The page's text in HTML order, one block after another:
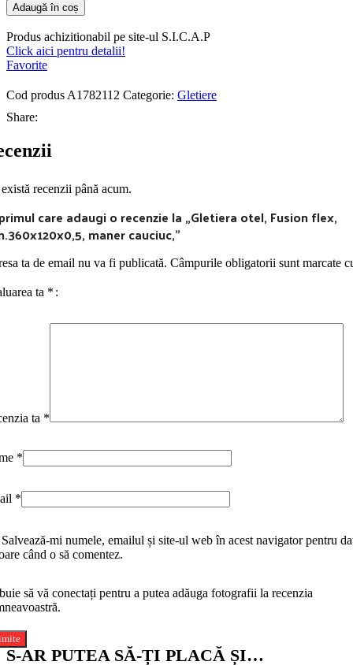
Adaugă în coș
Produs achizitionabil pe site-ul S.I.C.A.P
Click aici pentru detalii!
Favorite
Cod produs A1782112 Categorie: Gletiere
Share:
recenzii până acum.
care adaugi o recenzie la „Gletiera otel, Fusion flex,
maner cauciuc,”
ta de email nu va fi publicată. Câmpurile obligatorii sunt marcate
ta *
ta *
*
*
Salvează-mi numele, emailul și site-ul web în acest navigator pentru
când o să comentez.
să vă conectați pentru a putea adăuga fotografii la recenzia
S-AR PUTEA SĂ-ȚI PLACĂ ȘI…